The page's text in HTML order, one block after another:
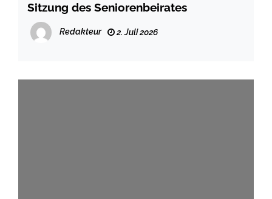
Sitzung des Seniorenbeirates
Redakteur 2. Juli 2026